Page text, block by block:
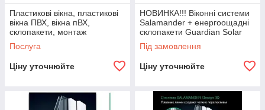
Пластикові вікна, пластикові
вікна ПВХ, вікна пВХ,
склопакети, монтаж
пластикових вікон
Послуга
Ціну уточнюйте
НОВИНКА!!! Віконні системи
Salamander + енергоощадні
склопакети Guardian Solar
Під замовлення
Ціну уточнюйте